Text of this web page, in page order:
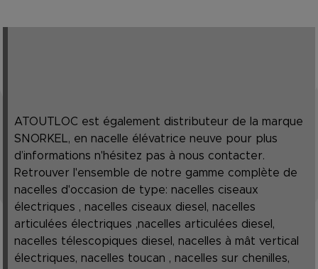
ATOUTLOC est également distributeur de la marque
SNORKEL, en nacelle élévatrice neuve pour plus
d’informations n'hésitez pas à nous contacter.
Retrouver l'ensemble de notre gamme complète de
nacelles d'occasion de type: nacelles ciseaux
électriques , nacelles ciseaux diesel, nacelles
articulées électriques ,nacelles articulées diesel,
nacelles télescopiques diesel, nacelles à mât vertical
électriques, nacelles toucan , nacelles sur chenilles,